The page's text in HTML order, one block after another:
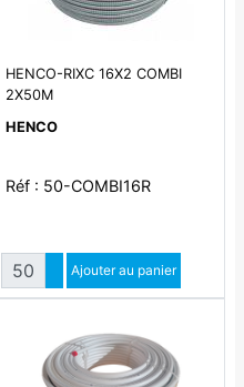
HENCO-RIXC 16X2 COMBI
2X50M
HENCO
Réf : 50-COMBI16R
QuantitéAugmenter quantité
Diminuer quantité
Ajouter au panier